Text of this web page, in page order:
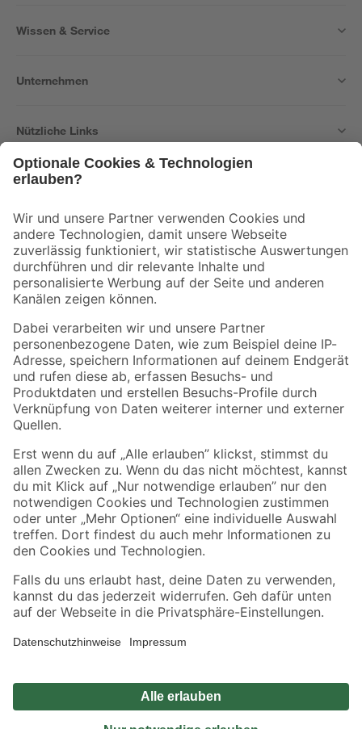
Wissen & Service
Unternehmen
Nützliche Links
Der toom Newsletter: Keine Angebote und Aktionen mehr verpassen!
Zur Newsletter Anmeldung
Folge uns
Zahlungsarten Versandarten
Sicher einkaufen
Jetzt die toom-App herunterladen
Alle Preisangaben in EUR inkl. gesetzl. MwSt.. Die dargestellten Angebote sind unter
Umständen nicht in allen Märkten verfügbar. Die angegebenen Verfügbarkeiten beziehen
Produkte nur solange der Vorrat reicht.
*Paketversand ab 59 € versandkostenfrei, gilt nicht für Artikel mit Speditionsversand, hier
Privatsphäre Impressum
Nutzungsbedingungen
Widerrufsrecht
Vertrag widerrufen